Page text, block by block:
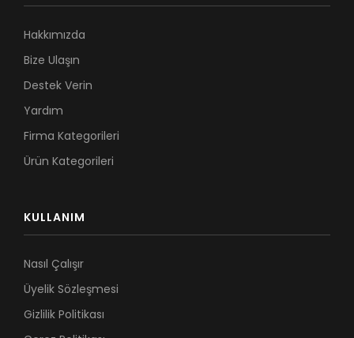
Hakkımızda
Bize Ulaşın
Destek Verin
Yardım
Firma Kategorileri
Ürün Kategorileri
KULLANIM
Nasıl Çalışır
Üyelik Sözleşmesi
Gizlilik Politikası